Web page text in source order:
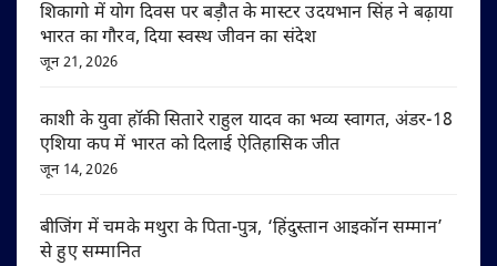
शिकागो में योग दिवस पर बड़ौत के मास्टर उदयभान सिंह ने बढ़ाया
भारत का गौरव, दिया स्वस्थ जीवन का संदेश
जून 21, 2026
काशी के युवा हॉकी सितारे राहुल यादव का भव्य स्वागत, अंडर-18
एशिया कप में भारत को दिलाई ऐतिहासिक जीत
जून 14, 2026
बीजिंग में चमके मथुरा के पिता-पुत्र, ‘हिंदुस्तान आइकॉन सम्मान’
से हुए सम्मानित